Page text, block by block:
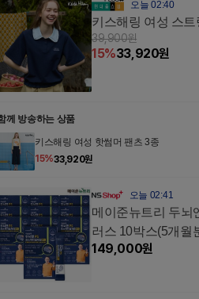
오늘 02:40
키스해링 여성 스
39,900원
15%33,920원
께 방송하는 상품
키스해링 여성 핫썸머 팬츠 3종
15%33,920원
오늘 02:41
메이준뉴트리 두뇌
러스 10박스(5개월
149,000원